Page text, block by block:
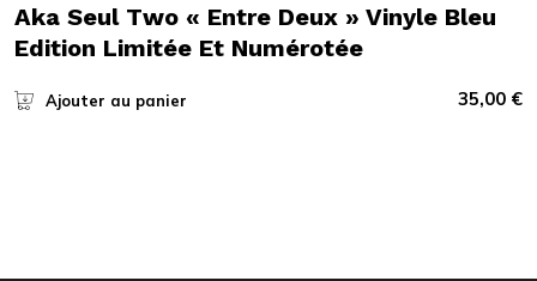
Aka Seul Two « Entre Deux » Vinyle Bleu
Edition Limitée Et Numérotée
Ajouter au panier 35,00 €